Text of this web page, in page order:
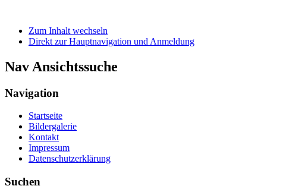
Zum Inhalt wechseln
Direkt zur Hauptnavigation und Anmeldung
Nav Ansichtssuche
Navigation
Startseite
Bildergalerie
Kontakt
Impressum
Datenschutzerklärung
Suchen